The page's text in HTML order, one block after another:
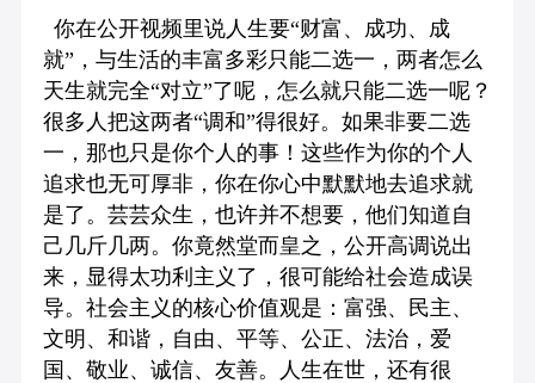
你在公开视频里说人生要“财富、成功、成
就”，与生活的丰富多彩只能二选一，两者怎么
天生就完全“对立”了呢，怎么就只能二选一呢？
很多人把这两者“调和”得很好。如果非要二选
一，那也只是你个人的事！这些作为你的个人
追求也无可厚非，你在你心中默默地去追求就
是了。芸芸众生，也许并不想要，他们知道自
己几斤几两。你竟然堂而皇之，公开高调说出
来，显得太功利主义了，很可能给社会造成误
导。社会主义的核心价值观是：富强、民主、
文明、和谐，自由、平等、公正、法治，爱
国、敬业、诚信、友善‌。人生在世，还有很